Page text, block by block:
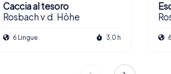
Caccia al tesoro
Rosbach v.d. Höhe
6 Lingue 3,0 h